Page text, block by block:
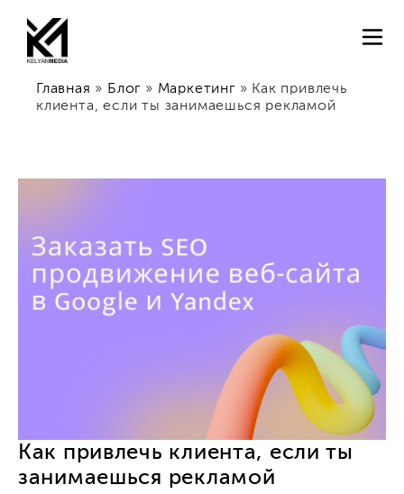
Главная » Блог » Маркетинг» Как привлечь
клиента, если ты занимаешься рекламой
Как привлечь клиента, если ты
занимаешься рекламой